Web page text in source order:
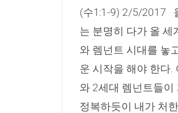
(수1:1-9) 2/5/2017
는 분명히 다가 올 세
와 렘넌트 시대를 놓
운 시작을 해야 한다.
와 2세대 렘넌트들이
정복하듯이 내가 처